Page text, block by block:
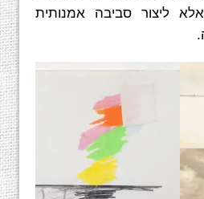
אלא ליצור סביבה אמנותית